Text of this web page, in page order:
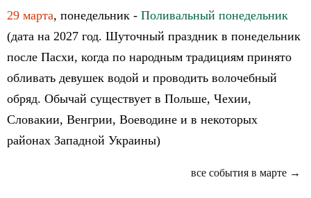
29 марта, понедельник - Поливальный понедельник
(дата на 2027 год. Шуточный праздник в понедельник
после Пасхи, когда по народным традициям принято
обливать девушек водой и проводить волочебный
обряд. Обычай существует в Польше, Чехии,
Словакии, Венгрии, Воеводине и в некоторых
районах Западной Украины)
все события в марте →